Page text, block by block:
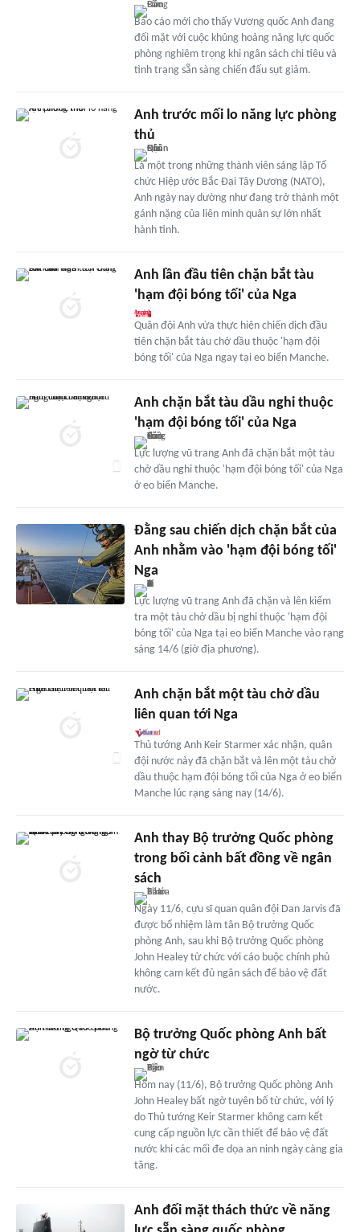
Báo cáo mới cho thấy Vương quốc Anh đang
đối mặt với cuộc khủng hoảng năng lực quốc
phòng nghiêm trọng khi ngân sách chi tiêu và
tình trạng sẵn sàng chiến đấu sụt giảm.
Anh trước mối lo năng lực phòng
thủ
Là một trong những thành viên sáng lập Tổ
chức Hiệp ước Bắc Đại Tây Dương (NATO),
Anh ngày nay dường như đang trở thành một
gánh nặng của liên minh quân sự lớn nhất
hành tinh.
Anh lần đầu tiên chặn bắt tàu
'hạm đội bóng tối' của Nga
Quân đội Anh vừa thực hiện chiến dịch đầu
tiên chặn bắt tàu chở dầu thuộc 'hạm đội
bóng tối' của Nga ngay tại eo biển Manche.
Anh chặn bắt tàu dầu nghi thuộc
'hạm đội bóng tối' của Nga
Lực lượng vũ trang Anh đã chặn bắt một tàu
chở dầu nghi thuộc 'hạm đội bóng tối' của Nga
ở eo biển Manche.
Đằng sau chiến dịch chặn bắt của
Anh nhằm vào 'hạm đội bóng tối'
Nga
Lực lượng vũ trang Anh đã chặn và lên kiểm
tra một tàu chở dầu bị nghi thuộc 'hạm đội
bóng tối' của Nga tại eo biển Manche vào rạng
sáng 14/6 (giờ địa phương).
Anh chặn bắt một tàu chở dầu
liên quan tới Nga
Thủ tướng Anh Keir Starmer xác nhận, quân
đội nước này đã chặn bắt và lên một tàu chở
dầu thuộc hạm đội bóng tối của Nga ở eo biển
Manche lúc rạng sáng nay (14/6).
Anh thay Bộ trưởng Quốc phòng
trong bối cảnh bất đồng về ngân
sách
Ngày 11/6, cựu sĩ quan quân đội Dan Jarvis đã
được bổ nhiệm làm tân Bộ trưởng Quốc
phòng Anh, sau khi Bộ trưởng Quốc phòng
John Healey từ chức với cáo buộc chính phủ
không cam kết đủ ngân sách để bảo vệ đất
nước.
Bộ trưởng Quốc phòng Anh bất
ngờ từ chức
Hôm nay (11/6), Bộ trưởng Quốc phòng Anh
John Healey bất ngờ tuyên bố từ chức, với lý
do Thủ tướng Keir Starmer không cam kết
cung cấp nguồn lực cần thiết để bảo vệ đất
nước khi các mối đe dọa an ninh ngày càng gia
tăng.
Anh đối mặt thách thức về năng